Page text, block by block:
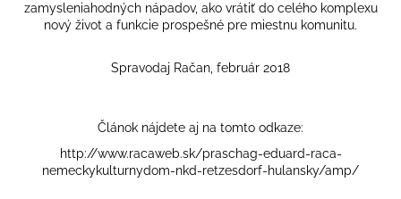
zamysleniahodných nápadov, ako vrátiť do celého komplexu
nový život a funkcie prospešné pre miestnu komunitu.
Spravodaj Račan, február 2018
Článok nájdete aj na tomto odkaze:
http://www.racaweb.sk/praschag-eduard-raca-
nemeckykulturnydom-nkd-retzesdorf-hulansky/amp/